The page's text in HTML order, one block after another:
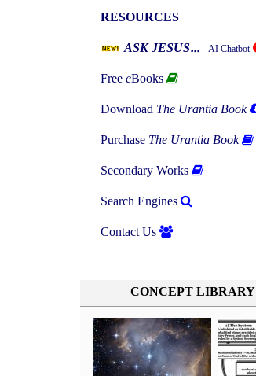
RESOURCES
ASK JESUS...- AI Chatbot
FreeeBooks
DownloadThe Urantia Book
PurchaseThe Urantia Book
Secondary Works
Search Engines
Contact Us
CONCEPT LIBRARY